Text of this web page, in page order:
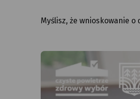
Myślisz, że wnioskowanie